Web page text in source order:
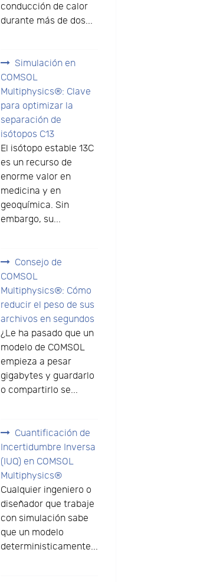
conducción de calor
durante más de dos...
Simulación en
COMSOL
Multiphysics®: Clave
para optimizar la
separación de
isótopos C13
El isótopo estable 13C
es un recurso de
enorme valor en
medicina y en
geoquímica. Sin
embargo, su...
Consejo de
COMSOL
Multiphysics®: Cómo
reducir el peso de sus
archivos en segundos
¿Le ha pasado que un
modelo de COMSOL
empieza a pesar
gigabytes y guardarlo
o compartirlo se...
Cuantificación de
Incertidumbre Inversa
(IUQ) en COMSOL
Multiphysics®
Cualquier ingeniero o
diseñador que trabaje
con simulación sabe
que un modelo
deterministicamente...